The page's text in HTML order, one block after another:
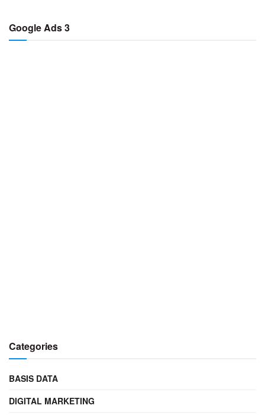
Google Ads 3
Categories
BASIS DATA
DIGITAL MARKETING